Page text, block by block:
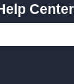
Center